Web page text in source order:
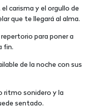
carisma y el orgullo de
que te llegará al alma.
para poner a
fin.
de la noche con sus
ritmo sonidero y la
sentado.